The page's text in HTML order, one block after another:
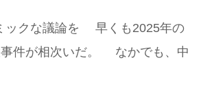
ックな議論を 早くも2025年の
事件が相次いだ。 なかでも、中